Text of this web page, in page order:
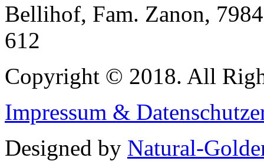
Bellihof, Fam. Zanon,
612
Copyright © 2018. All
Impressum &
Designed by Natural-